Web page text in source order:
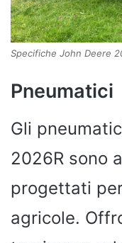
Specifiche John Deere
Pneumatici
Gli
2026R sono
progettati
agricole.